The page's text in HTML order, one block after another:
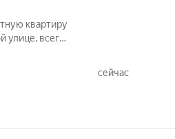
квартиру
улице, всего
в 2019 году.
сейчас